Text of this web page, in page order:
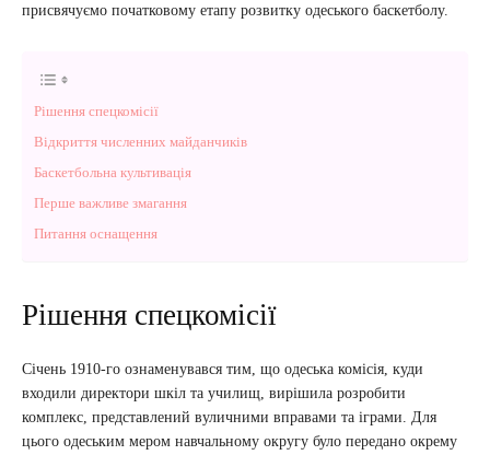
присвячуємо початковому етапу розвитку одеського баскетболу.
Рішення спецкомісії
Відкриття численних майданчиків
Баскетбольна культивація
Перше важливе змагання
Питання оснащення
Рішення спецкомісії
Січень 1910-го ознаменувався тим, що одеська комісія, куди
входили директори шкіл та училищ, вирішила розробити
комплекс, представлений вуличними вправами та іграми. Для
цього одеським мером навчальному округу було передано окрему